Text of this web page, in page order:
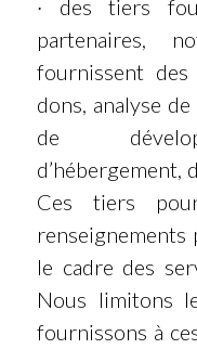
· des tiers
partenaires,
fournissent
dons, analyse
de
d’hébergement,
Ces tiers
le cadre des
Nous limitons
fournissons à